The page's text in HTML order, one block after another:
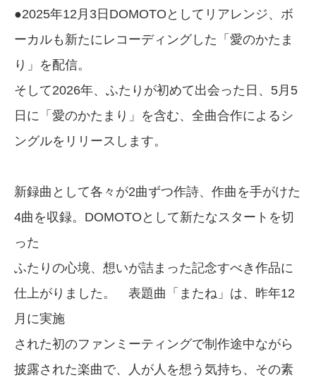
●2025年12月3日DOMOTOとしてリアレンジ、ボ
ーカルも新たにレコーディングした「愛のかたま
り」を配信。
そして2026年、ふたりが初めて出会った日、5月5
日に「愛のかたまり」を含む、全曲合作によるシ
ングルをリリースします。
新録曲として各々が2曲ずつ作詩、作曲を手がけた
4曲を収録。DOMOTOとして新たなスタートを切
った
ふたりの心境、想いが詰まった記念すべき作品に
仕上がりました。 表題曲「またね」は、昨年12
月に実施
された初のファンミーティングで制作途中ながら
披露された楽曲で、人が人を想う気持ち、その素